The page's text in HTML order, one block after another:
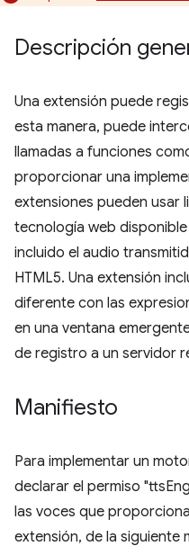
Descripción
Una extensión puede
esta manera, puede
llamadas a funciones
proporcionar una
extensiones pueden usar
tecnología web
incluido el audio
HTML5. Una extensión
diferente con las
en una ventana
de registro a un servidor
Manifiesto
Para implementar un
declarar el permiso
las voces que
extensión, de la siguiente